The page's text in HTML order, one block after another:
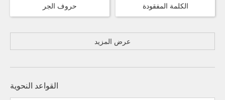
حروف الجر الكلمة المفقودة
عرض المزيد
القواعد النحوية